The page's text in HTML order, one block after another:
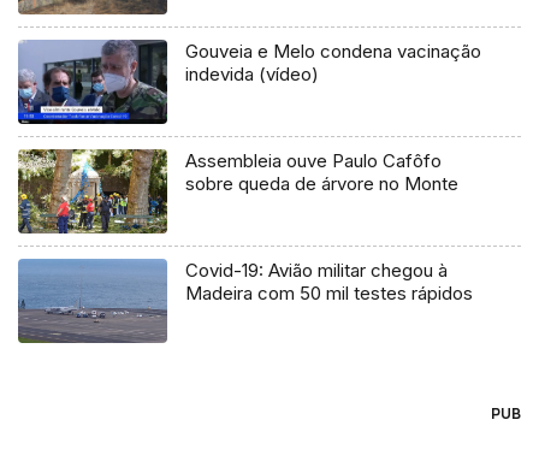
Gouveia e Melo condena vacinação
indevida (vídeo)
Assembleia ouve Paulo Cafôfo
sobre queda de árvore no Monte
Covid-19: Avião militar chegou à
Madeira com 50 mil testes rápidos
PUB